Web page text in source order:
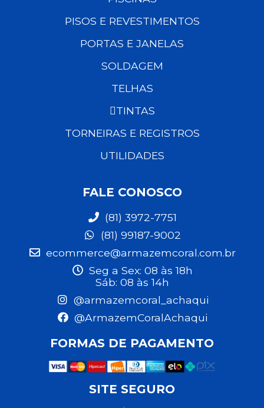
PISOS E REVESTIMENTOS
PORTAS E JANELAS
SOLDAGEM
TELHAS
TINTAS
TORNEIRAS E REGISTROS
UTILIDADES
FALE CONOSCO
(81) 3972-7751
(81) 99187-9002
ecommerce@armazemcoral.com.br
Seg a Sex: 08 às 18h
Sáb: 08 às 14h
@armazemcoral_achaqui
@ArmazemCoralAchaqui
FORMAS DE PAGAMENTO
SITE SEGURO